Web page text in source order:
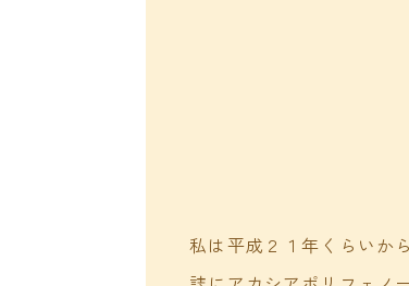
私は平成２１年くらいか